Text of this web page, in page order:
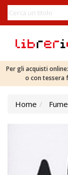
Per gli acquisti
o con tessera
Home